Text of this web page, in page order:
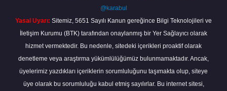
@karabul
Yasal Uyarı: Sitemiz, 5651 Sayılı Kanun gereğince Bilgi Teknolojileri ve
İletişim Kurumu (BTK) tarafından onaylanmış bir Yer Sağlayıcı olarak
hizmet vermektedir. Bu nedenle, sitedeki içerikleri proaktif olarak
denetleme veya araştırma yükümlülüğümüz bulunmamaktadır. Ancak,
üyelerimiz yazdıkları içeriklerin sorumluluğunu taşımakta olup, siteye
üye olarak bu sorumluluğu kabul etmiş sayılırlar. Bu internet sitesi,